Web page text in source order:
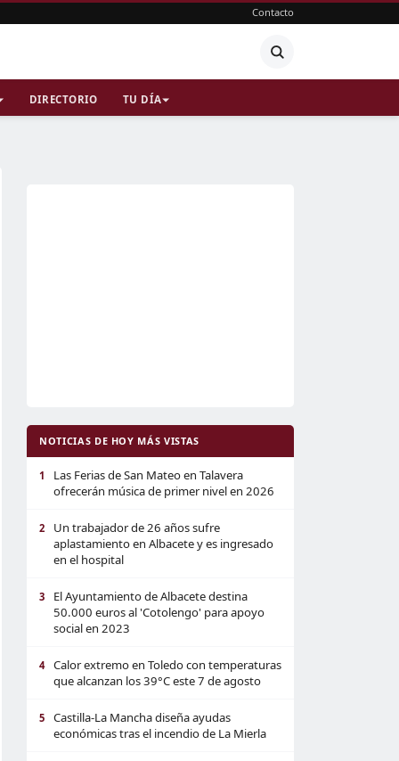
Contacto
DIRECTORIO TU DÍA
NOTICIAS DE HOY MÁS VISTAS
1
Las Ferias de San Mateo en Talavera
ofrecerán música de primer nivel en 2026
2
Un trabajador de 26 años sufre
aplastamiento en Albacete y es ingresado
en el hospital
3
El Ayuntamiento de Albacete destina
50.000 euros al 'Cotolengo' para apoyo
social en 2023
4
Calor extremo en Toledo con temperaturas
que alcanzan los 39°C este 7 de agosto
5
Castilla-La Mancha diseña ayudas
económicas tras el incendio de La Mierla